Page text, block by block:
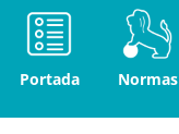
Portada Normas